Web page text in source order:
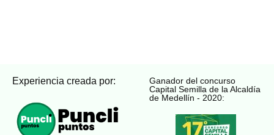
Experiencia creada por:
Ganador del concurso
Capital Semilla de la Alcaldía
de Medellín - 2020: